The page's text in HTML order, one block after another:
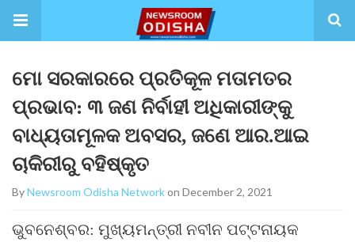
ମୋ ସରକାରରେ ପ୍ରତିକୂଳ ମତାମତର
ପ୍ରଭାବ: ୩ ଜଣ ନିର୍ବାହୀ ଅଧିକାରୀଙ୍କୁ
ବାଧ୍ୟତାମୂଳକ ଅବସର, ଜଣେ ଆର.ଆଇ
ଚାକିରୀରୁ ବହିଷ୍କୃତ
ByNewsroom Odisha Networkon December 2, 2021
ଭୁବନେଶ୍ବର: ମୁଖ୍ୟମନ୍ତ୍ରୀ ନବୀନ ପଟ୍ଟନାୟକ